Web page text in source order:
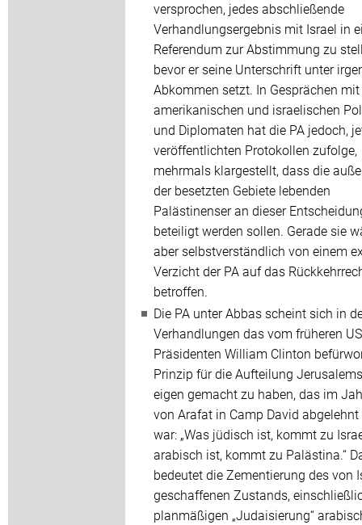
versprochen, jedes abschließende
Verhandlungsergebnis mit Israel in
Referendum zur Abstimmung zu
bevor er seine Unterschrift unter
Abkommen setzt. In Gesprächen mit
amerikanischen und israelischen
und Diplomaten hat die PA jedoch,
veröffentlichten Protokollen zufolge,
mehrmals klargestellt, dass die
der besetzten Gebiete lebenden
Palästinenser an dieser
beteiligt werden sollen. Gerade sie
aber selbstverständlich von einem
Verzicht der PA auf das
betroffen.
Die PA unter Abbas scheint sich in
Verhandlungen das vom früheren
Präsidenten William Clinton
Prinzip für die Aufteilung
eigen gemacht zu haben, das im
von Arafat in Camp David
war: „Was jüdisch ist, kommt zu
arabisch ist, kommt zu Palästina.“
bedeutet die Zementierung des von
geschaffenen Zustands,
planmäßigen „Judaisierung“